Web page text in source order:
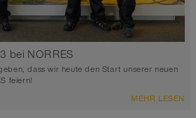
bei NORRES
dass wir heute den Start unserer neuen
feiern!
MEHR LESEN